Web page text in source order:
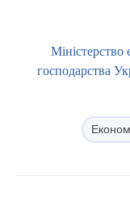
Міністерство
господарства